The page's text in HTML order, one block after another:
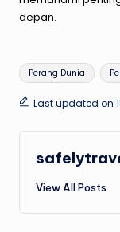
depan.
Tags:
Perang Dunia
Last updated on
View All Posts